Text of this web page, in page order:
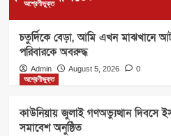
অশ্রেণীভুক্ত
চতুর্দিকে বেড়া, আমি এখন মাঝখানে
পরিবারকে অবরুদ্ধ
Admin August 5, 2026
0
অশ্রেণীভুক্ত
কাউনিয়ায় জুলাই গণঅভ্যুত্থান দিবসে
সমাবেশ অনুষ্ঠিত